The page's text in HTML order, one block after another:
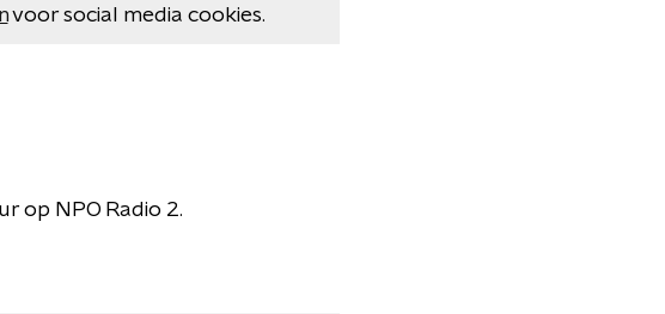
voor social media cookies.
op NPO Radio 2.